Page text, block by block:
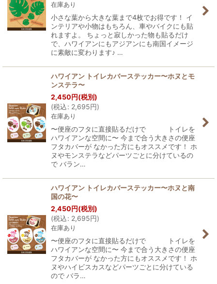
在庫あり
小さな葉から大きな葉まで4枚でお得です！ イ
ンテリアや小物はもちろん、車やバイクにも貼
れますよ。 ちょっと寂しかった物も貼るだけ
で、ハワイアンにもアジアンにも南国イメージ
に素敵に変わります♪ …
ハワイアン トイレカバーステッカー〜ホヌとモ
ンステラ〜
2,450円(税別)
(税込: 2,695円)
在庫あり
〜便座のフタに直接貼るだけで トイレを
ハワイアンな空間に〜 今まで合う大きさの便座
フタカバーが なかった方にもオススメです！ ホ
ヌやモンステラなどパーツごとに分けているの
で バラン…
ハワイアン トイレカバーステッカー〜ホヌと南
国の花〜
2,450円(税別)
(税込: 2,695円)
在庫あり
〜便座のフタに直接貼るだけで トイレを
ハワイアンな空間に〜 今まで合う大きさの便座
フタカバーが なかった方にもオススメです！ ホ
ヌやハイビスカスなどパーツごとに分けている
ので バラ…